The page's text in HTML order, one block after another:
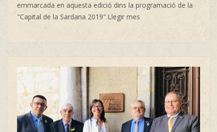
emmarcada en aquesta edició dins la programació de la
"Capital de la Sardana 2019".Llegir mes